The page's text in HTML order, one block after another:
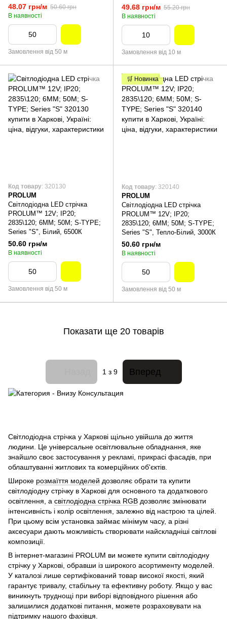
48.07 грн/м 50.60 грн
В наявності
Замовлення від 50 м
49.68 грн/м 55.20 грн
В наявності
Замовлення від 10 м
Код товару: 320130
PROLUM
Світлодіодна LED стрічка
PROLUM™ 12V; IP20;
2835\120; 6ММ; 50M; S-TYPE;
Series "S", Білий, 6500К
50.60 грн/м
В наявності
Замовлення від 50 м
🛒 Новинка
Код товару: 320140
PROLUM
Світлодіодна LED стрічка
PROLUM™ 12V; IP20;
2835\120; 6ММ; 50M; S-TYPE;
Series "S", Тепло-Білий, 3000К
50.60 грн/м
В наявності
Замовлення від 50 м
Показати ще 20 товарів
1з 9 Вперед
Світлодіодна стрічка у Харкові щільно увійшла до життя
людини. Це універсальне освітлювальне обладнання, яке
знайшло своє застосування у рекламі, прикрасі фасадів, при
облаштуванні житлових та комерційних об'єктів.
Широке розмаїття моделей дозволяє обрати та купити
світлодіодну стрічку в Харкові для основного та додаткового
освітлення, а світлодіодна стрічка RGB дозволяє змінювати
інтенсивність і колір освітлення, залежно від настрою та цілей.
При цьому всім установка займає мінімум часу, а різні
аксесуари дають можливість створювати найскладніші світлові
композиції.
В інтернет-магазині PROLUM ви можете купити світлодіодну
стрічку у Харкові, обравши із широкого асортименту моделей.
У каталозі лише сертифікований товар високої якості, який
гарантує тривалу, стабільну та ефективну роботу. Якщо у вас
виникнуть труднощі при виборі відповідного рішення або
залишилися додаткові питання, можете розраховувати на
підтримку нашого фахівця.